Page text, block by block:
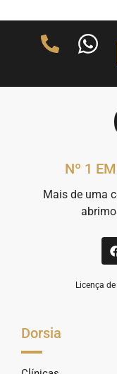
Nº 1
Mais de uma
Licença
Dorsia